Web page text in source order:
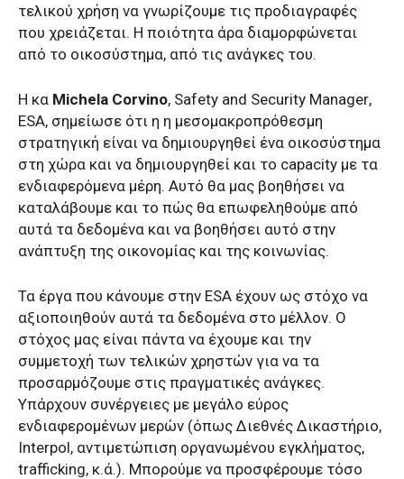
τελικού χρήση να γνωρίζουμε τις προδιαγραφές
που χρειάζεται. Η ποιότητα άρα διαμορφώνεται
από το οικοσύστημα, από τις ανάγκες του.
Η κα Michela Corvino, Safety and Security Manager,
ESA, σημείωσε ότι η η μεσομακροπρόθεσμη
στρατηγική είναι να δημιουργηθεί ένα οικοσύστημα
στη χώρα και να δημιουργηθεί και το capacity με τα
ενδιαφερόμενα μέρη. Αυτό θα μας βοηθήσει να
καταλάβουμε και το πώς θα επωφεληθούμε από
αυτά τα δεδομένα και να βοηθήσει αυτό στην
ανάπτυξη της οικονομίας και της κοινωνίας.
Τα έργα που κάνουμε στην ESA έχουν ως στόχο να
αξιοποιηθούν αυτά τα δεδομένα στο μέλλον. Ο
στόχος μας είναι πάντα να έχουμε και την
συμμετοχή των τελικών χρηστών για να τα
προσαρμόζουμε στις πραγματικές ανάγκες.
Υπάρχουν συνέργειες με μεγάλο εύρος
ενδιαφερομένων μερών (όπως Διεθνές Δικαστήριο,
Interpol, αντιμετώπιση οργανωμένου εγκλήματος,
trafficking, κ.ά.). Μπορούμε να προσφέρουμε τόσο